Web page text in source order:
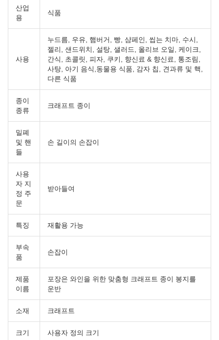
산업
용
식품
사용
누드름, 우유, 햄버거, 빵, 샴페인, 씹는 치마, 수시,
젤리, 샌드위치, 설탕, 샐러드, 올리브 오일, 케이크,
간식, 초콜릿, 피자, 쿠키, 향신료 & 향신료, 통조림,
사탕, 아기 음식,동물용 식품, 감자 칩, 견과류 및 핵,
다른 식품
종이
종류
크래프트 종이
밀폐
및 핸
들
손 길이의 손잡이
사용
자 지
정 주
문
받아들여
특징 재활용 가능
부속
품
손잡이
제품
이름
포장은 와인을 위한 맞춤형 크래프트 종이 봉지를
운반
소재 크래프트
크기 사용자 정의 크기